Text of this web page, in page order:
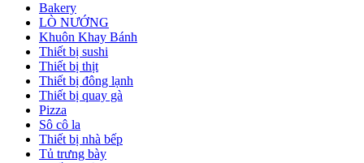
Bakery
LÒ NƯỚNG
Khuôn Khay Bánh
Thiết bị sushi
Thiết bị thịt
Thiết bị đông lạnh
Thiết bị quay gà
Pizza
Sô cô la
Thiết bị nhà bếp
Tủ trưng bày